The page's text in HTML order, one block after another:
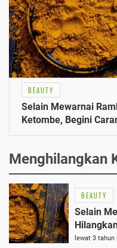
BEAUTY
Selain Mewarnai
Ketombe, Begini
Menghilangkan
BEAUTY
Selain
lewat 3 tahun